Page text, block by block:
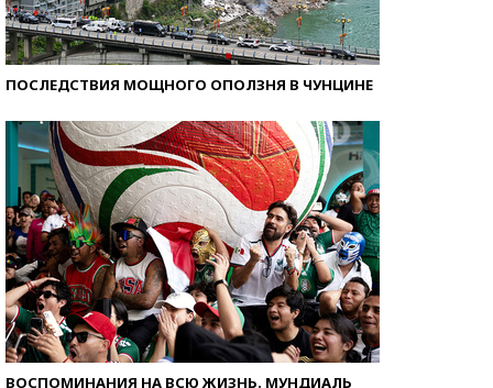
ПОСЛЕДСТВИЯ МОЩНОГО ОПОЛЗНЯ В ЧУНЦИНЕ
ВОСПОМИНАНИЯ НА ВСЮ ЖИЗНЬ. МУНДИАЛЬ